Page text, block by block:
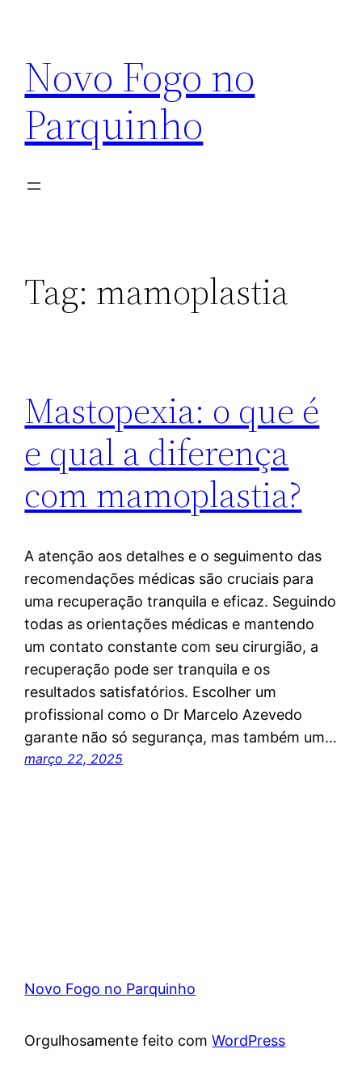
conteúdo
Novo Fogo no
Parquinho
Tag: mamoplastia
Mastopexia: o que é
e qual a diferença
com mamoplastia?
A atenção aos detalhes e o seguimento das
recomendações médicas são cruciais para
uma recuperação tranquila e eficaz. Seguindo
todas as orientações médicas e mantendo
um contato constante com seu cirurgião, a
recuperação pode ser tranquila e os
resultados satisfatórios. Escolher um
profissional como o Dr Marcelo Azevedo
garante não só segurança, mas também um…
março 22, 2025
Novo Fogo no Parquinho
Orgulhosamente feito comWordPress